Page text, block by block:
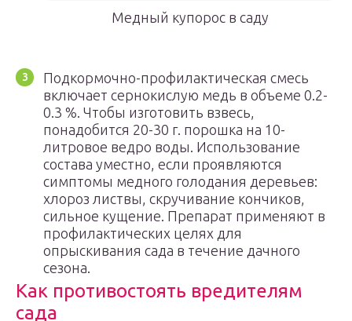
Медный купорос в саду
Подкормочно-профилактическая смесь
включает сернокислую медь в объеме 0.2-
0.3 %. Чтобы изготовить взвесь,
понадобится 20-30 г. порошка на 10-
литровое ведро воды. Использование
состава уместно, если проявляются
симптомы медного голодания деревьев:
хлороз листвы, скручивание кончиков,
сильное кущение. Препарат применяют в
профилактических целях для
опрыскивания сада в течение дачного
сезона.
Как противостоять вредителям
сада